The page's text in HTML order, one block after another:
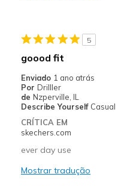
Special Occasions
Sizing
View On Shoes
5
goood fit
Enviado 1 ano atrás
Por Drilller
de Nzperville, IL
Describe Yourself Casual
CRÍTICA EM
skechers.com
ever day use
Mostrar tradução